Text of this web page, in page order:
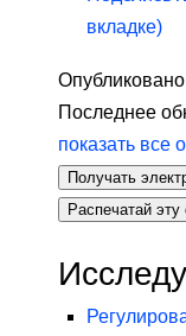
вкладке)
Последнее
показать все
Получать
Распечатай эту